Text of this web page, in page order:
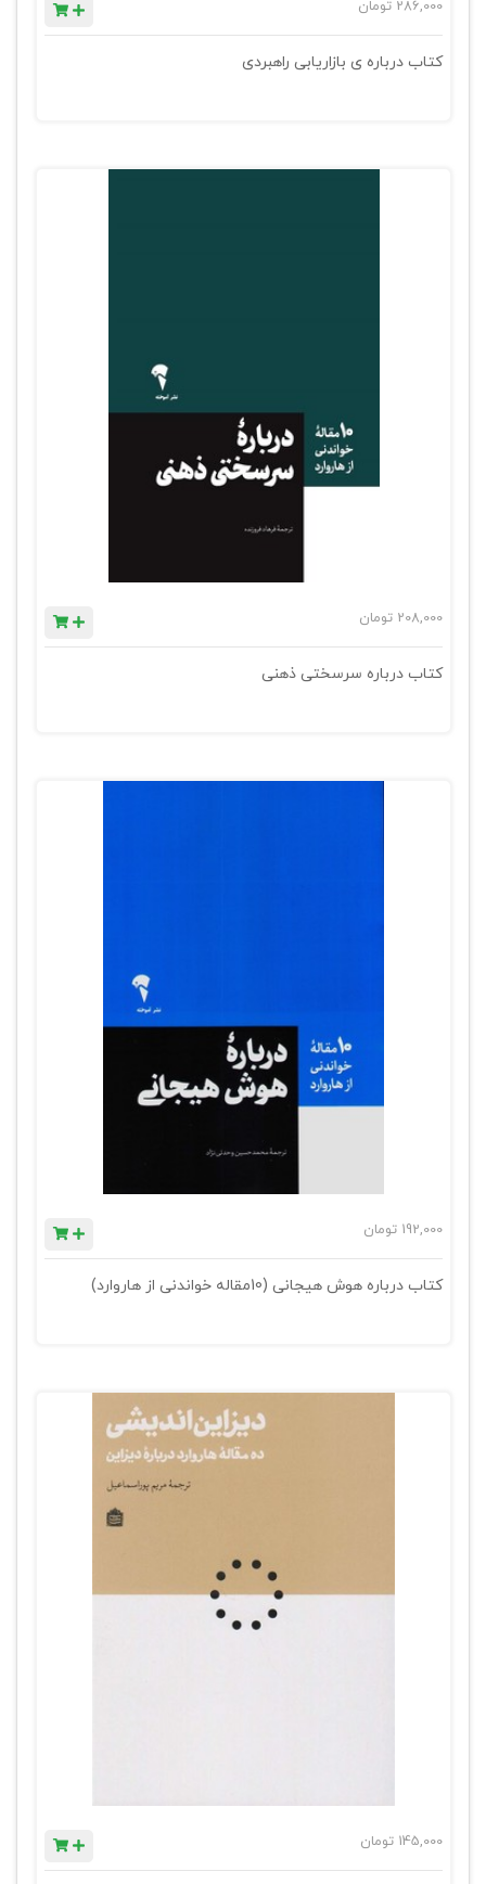
286,000 تومان
کتاب درباره ی بازاریابی راهبردی
208,000 تومان
کتاب درباره سرسختی ذهنی
192,000 تومان
کتاب درباره هوش هیجانی (10مقاله خواندنی از هاروارد)
145,000 تومان